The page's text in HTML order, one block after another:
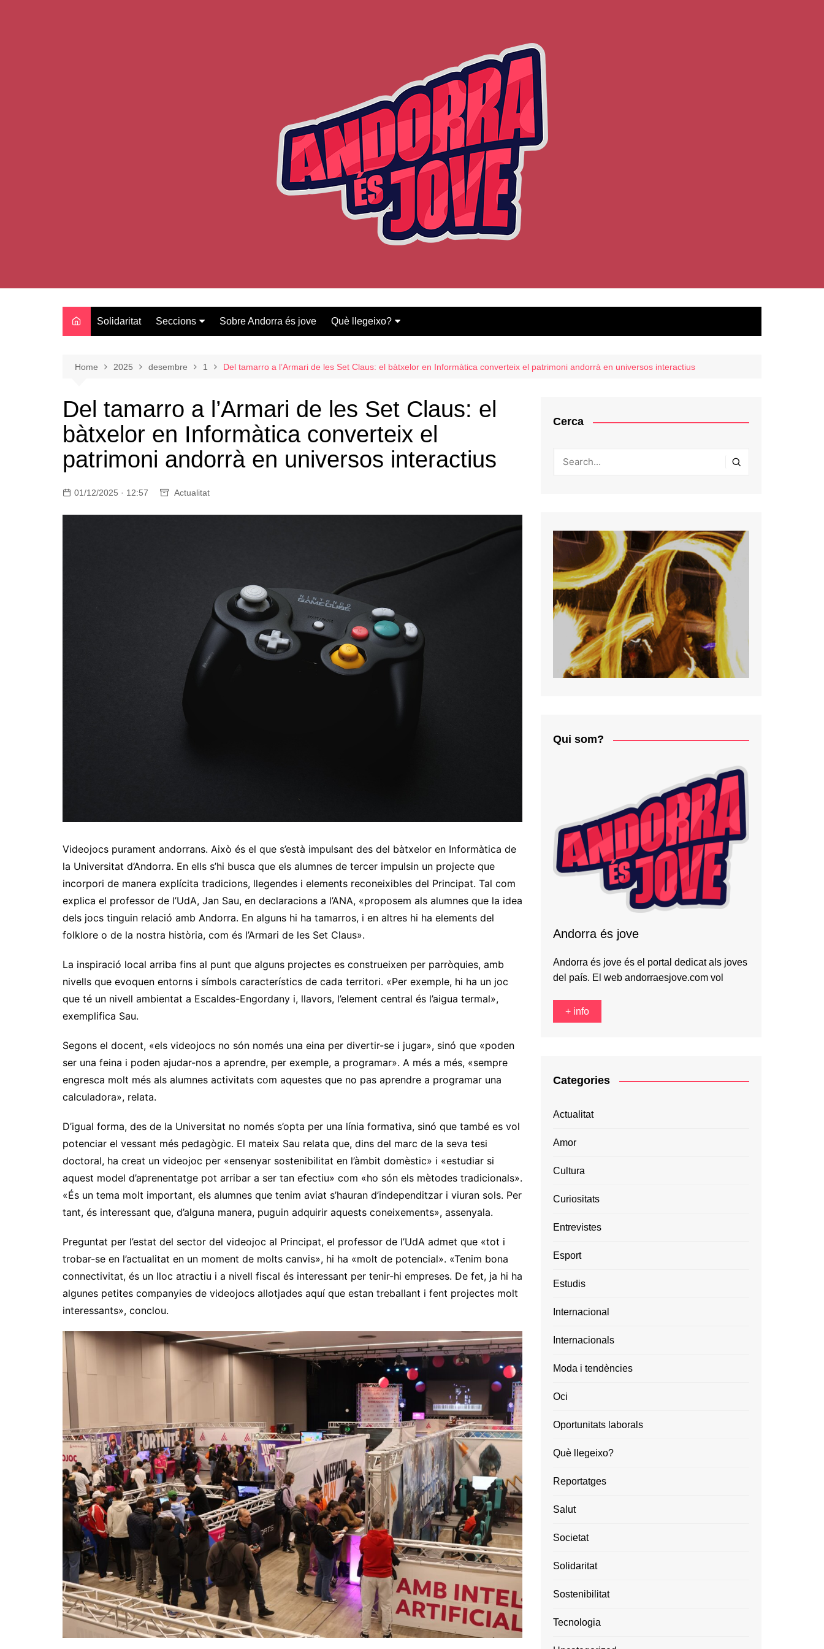
Solidaritat Seccions
Oci
Entrevistes
Salut
Tecnologia
Amor
Sobre Andorra és jove Què llegeixo?
Bases del concurs
Home 2025 desembre 1 Del tamarro a l’Armari de les Set Claus: el bàtxelor en Informàtica converteix el patrimoni andorrà en universos interactius
Del tamarro a l’Armari de les Set Claus: el
bàtxelor en Informàtica converteix el
patrimoni andorrà en universos interactius
01/12/2025 · 12:57 Actualitat
Videojocs purament andorrans. Això és el que s’està impulsant des del bàtxelor en Informàtica de
la Universitat d’Andorra. En ells s’hi busca que els alumnes de tercer impulsin un projecte que
incorpori de manera explícita tradicions, llegendes i elements reconeixibles del Principat. Tal com
explica el professor de l’UdA, Jan Sau, en declaracions a l’ANA, «proposem als alumnes que la idea
dels jocs tinguin relació amb Andorra. En alguns hi ha tamarros, i en altres hi ha elements del
folklore o de la nostra història, com és l’Armari de les Set Claus».
La inspiració local arriba fins al punt que alguns projectes es construeixen per parròquies, amb
nivells que evoquen entorns i símbols característics de cada territori. «Per exemple, hi ha un joc
que té un nivell ambientat a Escaldes-Engordany i, llavors, l’element central és l’aigua termal»,
exemplifica Sau.
Segons el docent, «els videojocs no són només una eina per divertir-se i jugar», sinó que «poden
ser una feina i poden ajudar-nos a aprendre, per exemple, a programar». A més a més, «sempre
engresca molt més als alumnes activitats com aquestes que no pas aprendre a programar una
calculadora», relata.
D’igual forma, des de la Universitat no només s’opta per una línia formativa, sinó que també es vol
potenciar el vessant més pedagògic. El mateix Sau relata que, dins del marc de la seva tesi
doctoral, ha creat un videojoc per «ensenyar sostenibilitat en l’àmbit domèstic» i «estudiar si
aquest model d’aprenentatge pot arribar a ser tan efectiu» com «ho són els mètodes tradicionals».
«És un tema molt important, els alumnes que tenim aviat s’hauran d’independitzar i viuran sols. Per
tant, és interessant que, d’alguna manera, puguin adquirir aquests coneixements», assenyala.
Preguntat per l’estat del sector del videojoc al Principat, el professor de l’UdA admet que «tot i
trobar-se en l’actualitat en un moment de molts canvis», hi ha «molt de potencial». «Tenim bona
connectivitat, és un lloc atractiu i a nivell fiscal és interessant per tenir-hi empreses. De fet, ja hi ha
algunes petites companyies de videojocs allotjades aquí que estan treballant i fent projectes molt
interessants», conclou.
Cerca
Qui som?
Andorra és jove
Andorra és jove és el portal dedicat als joves
del país. El web andorraesjove.com vol
+ info
Categories
Actualitat
Amor
Cultura
Curiositats
Entrevistes
Esport
Estudis
Internacional
Internacionals
Moda i tendències
Oci
Oportunitats laborals
Què llegeixo?
Reportatges
Salut
Societat
Solidaritat
Sostenibilitat
Tecnologia